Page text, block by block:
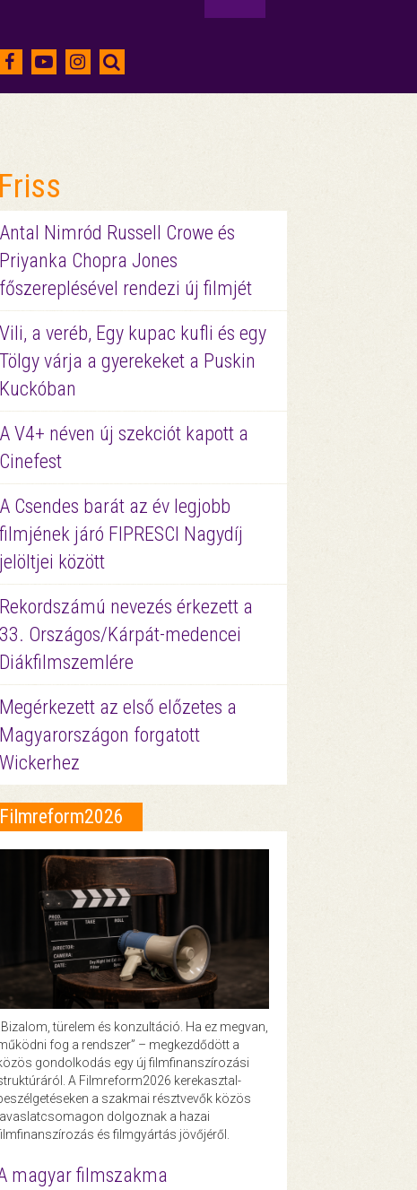
Friss
Antal Nimród Russell Crowe és
Priyanka Chopra Jones
főszereplésével rendezi új filmjét
Vili, a veréb, Egy kupac kufli és egy
Tölgy várja a gyerekeket a Puskin
Kuckóban
A V4+ néven új szekciót kapott a
Cinefest
A Csendes barát az év legjobb
filmjének járó FIPRESCI Nagydíj
jelöltjei között
Rekordszámú nevezés érkezett a
33. Országos/Kárpát-medencei
Diákfilmszemlére
Megérkezett az első előzetes a
Magyarországon forgatott
Wickerhez
Filmreform2026
türelem és konzultáció. Ha ez megvan,
fog a rendszer” – megkezdődött a
gondolkodás egy új filmfinanszírozási
A Filmreform2026 kerekasztal-
a szakmai résztvevők közös
dolgoznak a hazai
és filmgyártás jövőjéről.
magyar filmszakma